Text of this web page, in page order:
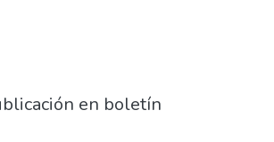
en boletín